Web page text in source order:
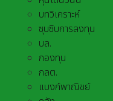
บทวิเคราะห์
ซุบซิบการลงทุน
บล.
กองทุน
กลต.
แบงก์พาณิชย์